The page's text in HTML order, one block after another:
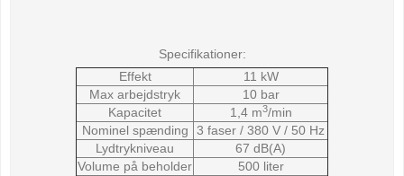
Specifikationer:
Effekt
11 kW
Max arbejdstryk
10 bar
Kapacitet
1,4 m3/min
Nominel spænding
3 faser / 380 V / 50 Hz
Lydtrykniveau
67 dB(A)
Volume på beholder
500 liter